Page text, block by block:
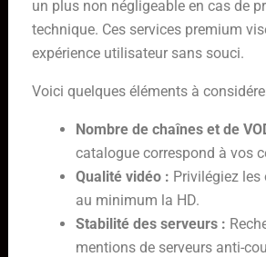
un plus non négligeable en cas de
technique. Ces services premium
expérience utilisateur sans souci.
Voici quelques éléments à
Nombre de chaînes et de
catalogue correspond à vos
Qualité vidéo : Privilégiez
au minimum la HD.
Stabilité des serveurs :
mentions de serveurs anti-